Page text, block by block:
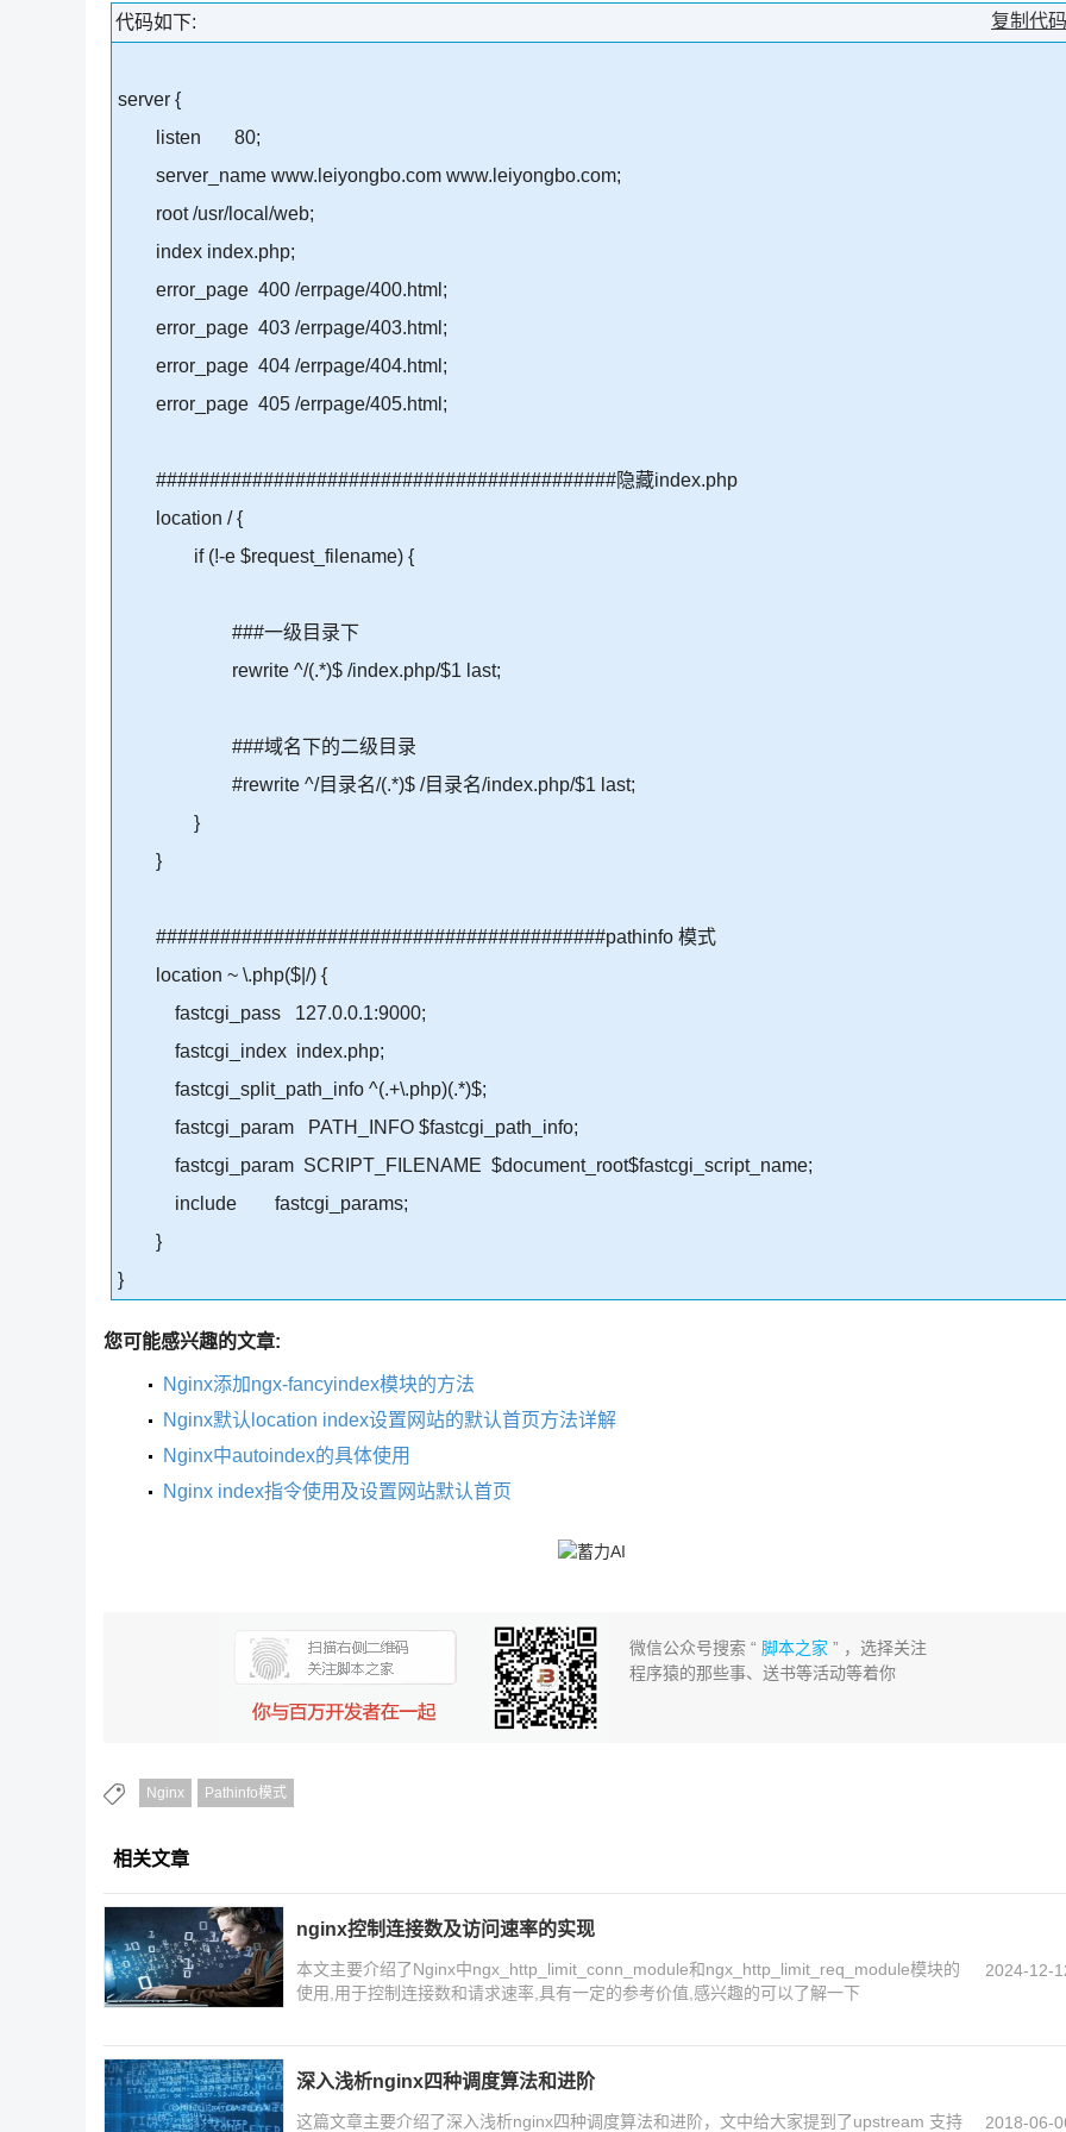
复制代码
代码如下:
server {
listen 80;
server_name www.leiyongbo.com www.leiyongbo.com;
root /usr/local/web;
index index.php;
error_page 400 /errpage/400.html;
error_page 403 /errpage/403.html;
error_page 404 /errpage/404.html;
error_page 405 /errpage/405.html;
###########################################隐藏index.php
location / {
if (!-e $request_filename) {
###一级目录下
rewrite ^/(.*)$ /index.php/$1 last;
###域名下的二级目录
#rewrite ^/目录名/(.*)$ /目录名/index.php/$1 last;
}
}
##########################################pathinfo 模式
location ~ \.php($|/) {
fastcgi_pass 127.0.0.1:9000;
fastcgi_index index.php;
fastcgi_split_path_info ^(.+\.php)(.*)$;
fastcgi_param PATH_INFO $fastcgi_path_info;
fastcgi_param SCRIPT_FILENAME $document_root$fastcgi_script_name;
include fastcgi_params;
}
}
您可能感兴趣的文章:
Nginx添加ngx-fancyindex模块的方法
Nginx默认location index设置网站的默认首页方法详解
Nginx中autoindex的具体使用
Nginx index指令使用及设置网站默认首页
微信公众号搜索 “脚本之家 ” ，选择关注
程序猿的那些事、送书等活动等着你
Nginx Pathinfo模式
相关文章
nginx控制连接数及访问速率的实现
本文主要介绍了Nginx中ngx_http_limit_conn_module和ngx_http_limit_req_module模块的
使用,用于控制连接数和请求速率,具有一定的参考价值,感兴趣的可以了解一下
2024-12-
深入浅析nginx四种调度算法和进阶
这篇文章主要介绍了深入浅析nginx四种调度算法和进阶，文中给大家提到了upstream 支持 2018-06-